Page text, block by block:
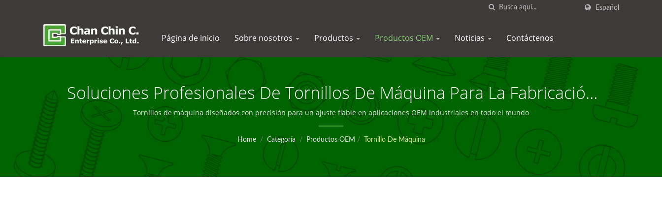
Español
Página de inicio Sobre nosotros Productos Productos OEM Noticias Contáctenos
Soluciones Profesionales De Tornillos De Máquina Para La Fabricación
OEM Global
Tornillos de máquina diseñados con precisión para un ajuste fiable en aplicaciones OEM industriales en todo el mundo
Home / Categoría / Productos OEM / Tornillo De Máquina